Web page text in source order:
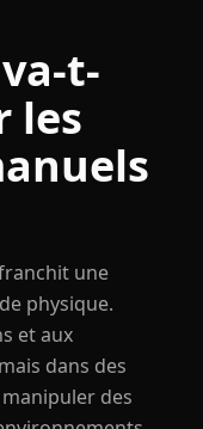
t-
les
une
physique.
et aux
dans des
des